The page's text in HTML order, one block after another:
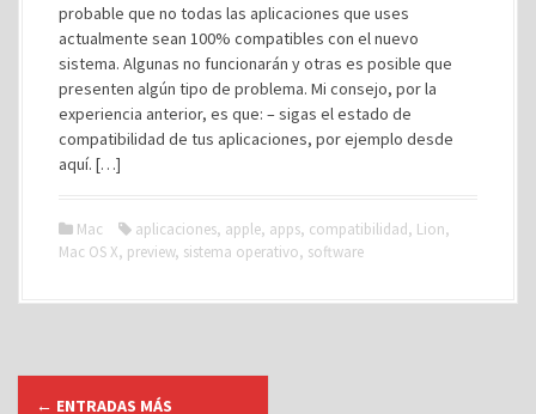
probable que no todas las aplicaciones que uses
actualmente sean 100% compatibles con el nuevo
sistema. Algunas no funcionarán y otras es posible que
presenten algún tipo de problema. Mi consejo, por la
experiencia anterior, es que: – sigas el estado de
compatibilidad de tus aplicaciones, por ejemplo desde
aquí. […]
Mac aplicaciones, apple, apps, compatibilidad, Lion,
Mac OS X, preview, sistema operativo, software
← ENTRADAS MÁS